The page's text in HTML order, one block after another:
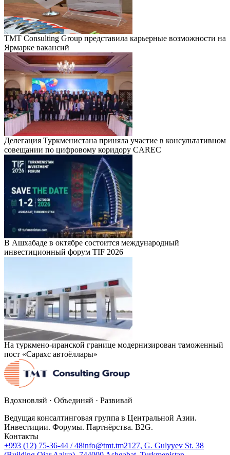
TMT Consulting Group представила карьерные возможности на
Ярмарке вакансий
Делегация Туркменистана приняла участие в консультативном
совещании по цифровому коридору CAREC
В Ашхабаде в октябре состоится международный
инвестиционный форум TIF 2026
На туркмено-иранской границе модернизирован таможенный
пост «Сарахс автоёллары»
Вдохновляй · Объединяй · Развивай
Ведущая консалтинговая группа в Центральной Азии.
Инвестиции. Форумы. Партнёрства. B2G.
Контакты
+993 (12) 75-36-44 / 48info@tmt.tm2127, G. Gulyyev St. 38